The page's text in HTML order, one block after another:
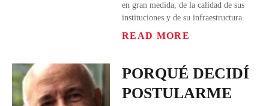
en gran medida, de la calidad de sus
instituciones y de su infraestructura.
READ MORE
PORQUÉ DECIDÍ
POSTULARME